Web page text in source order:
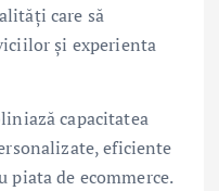
care să
și experienta
capacitatea
eficiente
piata de ecommerce.